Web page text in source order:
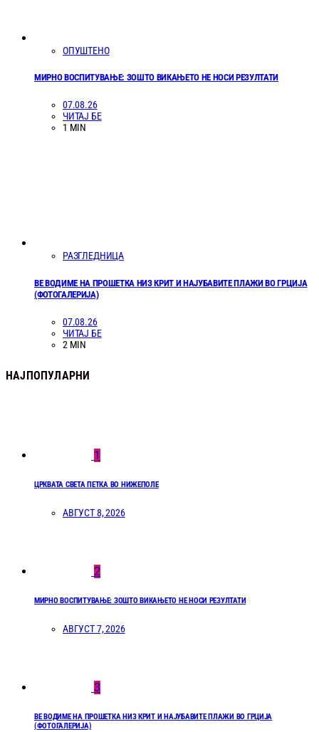
ОПУШТЕНО
МИРНО ВОСПИТУВАЊЕ: ЗОШТО ВИКАЊЕТО НЕ НОСИ РЕЗУЛТАТИ
07.08.26
ЧИТАЈ БЕ
1 MIN
РАЗГЛЕДНИЦА
ВЕ ВОДИМЕ НА ПРОШЕТКА НИЗ КРИТ И НАЈУБАВИТЕ ПЛАЖИ ВО ГРЦИЈА
(ФОТОГАЛЕРИЈА)
07.08.26
ЧИТАЈ БЕ
2 MIN
НАЈПОПУЛАРНИ
1
ЦРКВАТА СВЕТА ПЕТКА ВО НИЖЕПОЛЕ
АВГУСТ 8, 2026
2
МИРНО ВОСПИТУВАЊЕ: ЗОШТО ВИКАЊЕТО НЕ НОСИ РЕЗУЛТАТИ
АВГУСТ 7, 2026
3
ВЕ ВОДИМЕ НА ПРОШЕТКА НИЗ КРИТ И НАЈУБАВИТЕ ПЛАЖИ ВО ГРЦИЈА
(ФОТОГАЛЕРИЈА)